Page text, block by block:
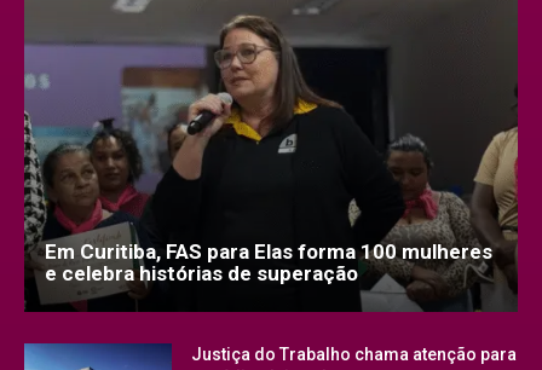
Em Curitiba, FAS para Elas forma 100 mulheres
e celebra histórias de superação
Justiça do Trabalho chama atenção para